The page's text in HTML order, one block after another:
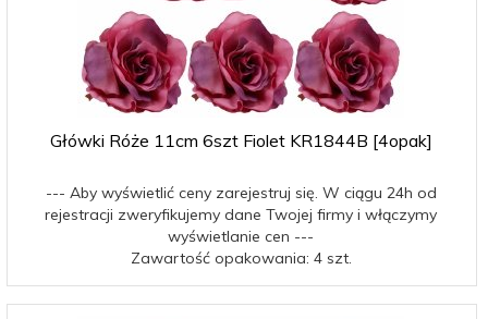
Główki Róże 11cm 6szt Fiolet KR1844B [4opak]
--- Aby wyświetlić ceny zarejestruj się. W ciągu 24h od
rejestracji zweryfikujemy dane Twojej firmy i włączymy
wyświetlanie cen ---
Zawartość opakowania: 4 szt.